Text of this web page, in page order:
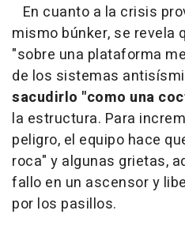
En cuanto a la crisis
mismo búnker, se revela
"sobre una plataforma
de los sistemas
sacudirlo "como una
la estructura. Para
peligro, el equipo hace
roca" y algunas grietas,
fallo en un ascensor y
por los pasillos.